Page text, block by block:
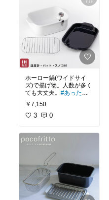
ホーロー鍋(ワイドサイ
ズ)で揚げ物。人数が多く
ても大丈夫。 #あったら
便利 #キッチンの相棒
￥7,150
3 0